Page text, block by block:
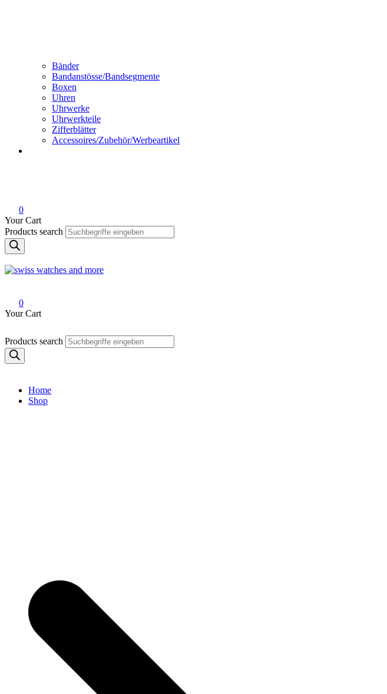
Bänder
Bandanstösse/Bandsegmente
Boxen
Uhren
Uhrwerke
Uhrwerkteile
Zifferblätter
Accessoires/Zubehör/Werbeartikel
0
Your Cart
Products search
0
Your Cart
Products search
Home
Shop